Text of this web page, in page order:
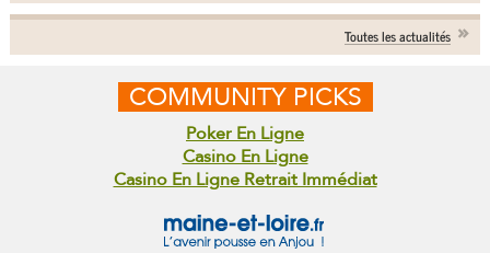
Toutes les actualités
COMMUNITY PICKS
Poker En Ligne
Casino En Ligne
Casino En Ligne Retrait Immédiat